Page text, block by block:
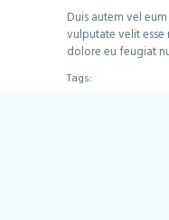
Duis autem vel
vulputate velit
dolore eu feugiat
Tags: